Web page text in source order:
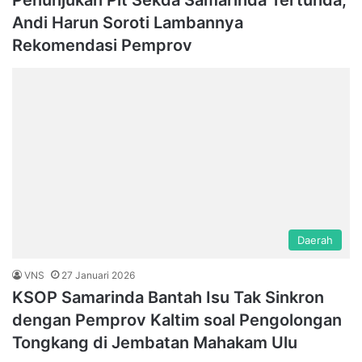
Andi Harun Soroti Lambannya
Rekomendasi Pemprov
Daerah
VNS 27 Januari 2026
KSOP Samarinda Bantah Isu Tak Sinkron
dengan Pemprov Kaltim soal Pengolongan
Tongkang di Jembatan Mahakam Ulu